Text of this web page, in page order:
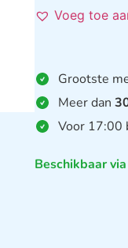
Voeg toe
Grootste
Meer dan
Voor 17:00
Beschikbaar